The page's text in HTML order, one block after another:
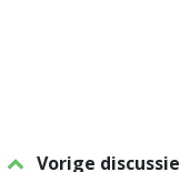
Vorige discussie